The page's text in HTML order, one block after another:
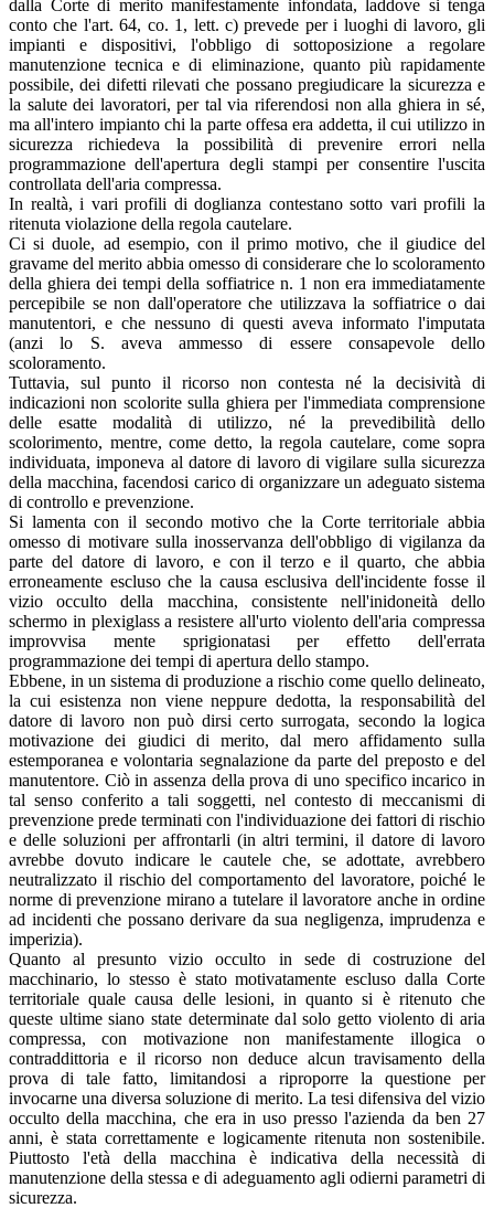
dalla Corte di merito manifestamente infondata, laddove si tenga
conto che l'art. 64, co. 1, lett. c) prevede per i luoghi di lavoro, gli
impianti e dispositivi, l'obbligo di sottoposizione a regolare
manutenzione tecnica e di eliminazione, quanto più rapidamente
possibile, dei difetti rilevati che possano pregiudicare la sicurezza e
la salute dei lavoratori, per tal via riferendosi non alla ghiera in sé,
ma all'intero impianto chi la parte offesa era addetta, il cui utilizzo in
sicurezza richiedeva la possibilità di prevenire errori nella
programmazione dell'apertura degli stampi per consentire l'uscita
controllata dell'aria compressa.
In realtà, i vari profili di doglianza contestano sotto vari profili la
ritenuta violazione della regola cautelare.
Ci si duole, ad esempio, con il primo motivo, che il giudice del
gravame del merito abbia omesso di considerare che lo scoloramento
della ghiera dei tempi della soffiatrice n. 1 non era immediatamente
percepibile se non dall'operatore che utilizzava la soffiatrice o dai
manutentori, e che nessuno di questi aveva informato l'imputata
(anzi lo S. aveva ammesso di essere consapevole dello
scoloramento.
Tuttavia, sul punto il ricorso non contesta né la decisività di
indicazioni non scolorite sulla ghiera per l'immediata comprensione
delle esatte modalità di utilizzo, né la prevedibilità dello
scolorimento, mentre, come detto, la regola cautelare, come sopra
individuata, imponeva al datore di lavoro di vigilare sulla sicurezza
della macchina, facendosi carico di organizzare un adeguato sistema
di controllo e prevenzione.
Si lamenta con il secondo motivo che la Corte territoriale abbia
omesso di motivare sulla inosservanza dell'obbligo di vigilanza da
parte del datore di lavoro, e con il terzo e il quarto, che abbia
erroneamente escluso che la causa esclusiva dell'incidente fosse il
vizio occulto della macchina, consistente nell'inidoneità dello
schermo in plexiglass a resistere all'urto violento dell'aria compressa
improvvisa­ mente sprigionatasi per effetto dell'errata
programmazione dei tempi di apertura dello stampo.
Ebbene, in un sistema di produzione a rischio come quello delineato,
la cui esistenza non viene neppure dedotta, la responsabilità del
datore di lavoro non può dirsi certo surrogata, secondo la logica
motivazione dei giudici di merito, dal mero affidamento sulla
estemporanea e volontaria segnalazione da parte del preposto e del
manutentore. Ciò in assenza della prova di uno specifico incarico in
tal senso conferito a tali soggetti, nel contesto di meccanismi di
prevenzione prede­ terminati con l'individuazione dei fattori di rischio
e delle soluzioni per affrontarli (in altri termini, il datore di lavoro
avrebbe dovuto indicare le cautele che, se adottate, avrebbero
neutralizzato il rischio del comportamento del lavoratore, poiché le
norme di prevenzione mirano a tutelare il lavoratore anche in ordine
ad incidenti che possano derivare da sua negligenza, imprudenza e
imperizia).
Quanto al presunto vizio occulto in sede di costruzione del
macchinario, lo stesso è stato motivatamente escluso dalla Corte
territoriale quale causa delle lesioni, in quanto si è ritenuto che
queste ultime siano state determinate dal solo getto violento di aria
compressa, con motivazione non manifestamente illogica o
contraddittoria e il ricorso non deduce alcun travisamento della
prova di tale fatto, limitandosi a riproporre la questione per
invocarne una diversa soluzione di merito. La tesi difensiva del vizio
occulto della macchina, che era in uso presso l'azienda da ben 27
anni, è stata correttamente e logicamente ritenuta non sostenibile.
Piuttosto l'età della macchina è indicativa della necessità di
manutenzione della stessa e di adeguamento agli odierni parametri di
sicurezza.